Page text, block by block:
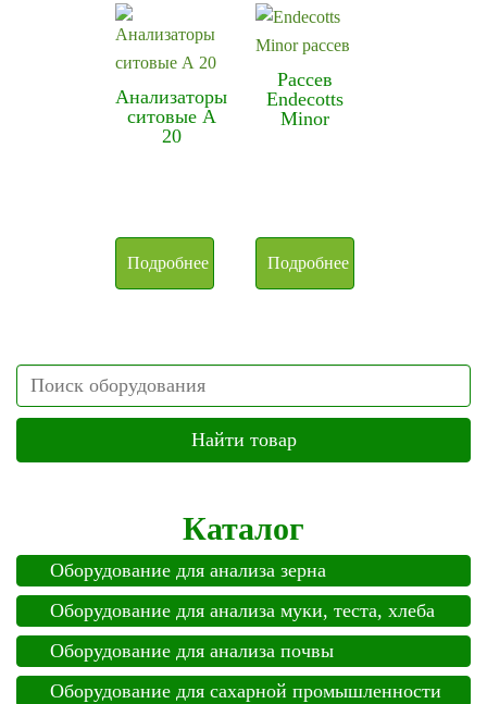
Анализаторы
ситовые А
20
Подробнее
Рассев
Endecotts
Minor
Подробнее
Search
Каталог
Оборудование для анализа зерна
Оборудование для анализа муки, теста, хлеба
Оборудование для анализа почвы
Оборудование для сахарной промышленности